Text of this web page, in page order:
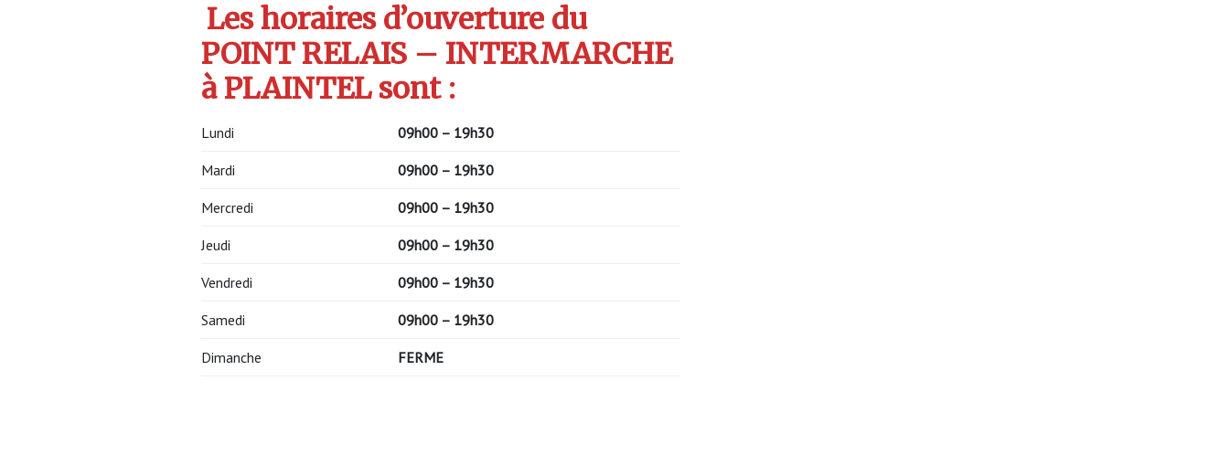
Les horaires d’ouverture du
POINT RELAIS – INTERMARCHE
à PLAINTEL sont :
Lundi 09h00 – 19h30
Mardi 09h00 – 19h30
Mercredi 09h00 – 19h30
Jeudi 09h00 – 19h30
Vendredi 09h00 – 19h30
Samedi 09h00 – 19h30
Dimanche FERME